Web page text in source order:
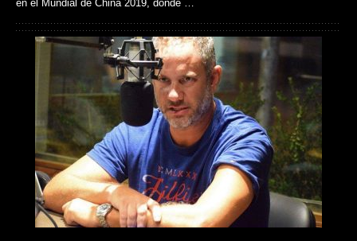
en el Mundial de China 2019, donde …